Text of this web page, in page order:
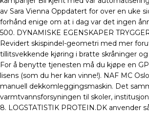
av Sara Vienna Oppdatert for over en uke
forhånd enige om at i dag var det ingen
500. DYNAMISKE EGENSKAPER
Revidert skispindel-geometri med mer
tillitsvekkende kjøring i bratte skråninger
For å benytte tjenesten må du kjøpe en
lisens (som du her kan vinne!). NAF MC
manuell dekkomleggingsmaskin. Det
varmtvannsforsyningen til skoler,
8. LOGSTATISTIK PROTEIN.DK anvender